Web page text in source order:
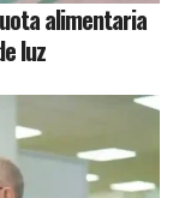
alimentaria
luz